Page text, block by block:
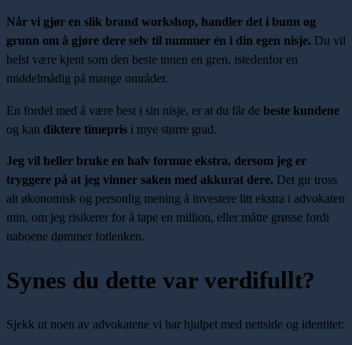
Når vi gjør en slik brand workshop, handler det i bunn og
grunn om å gjøre dere selv til nummer én i din egen nisje. Du vil
helst være kjent som den beste innen en gren, istedenfor en
middelmådig på mange områder.
En fordel med å være best i sin nisje, er at du får de beste kundene
og kan diktere timepris i mye større grad.
Jeg vil heller bruke en halv formue ekstra, dersom jeg er
tryggere på at jeg vinner saken med akkurat dere. Det gir tross
alt økonomisk og personlig mening å investere litt ekstra i advokaten
min, om jeg risikerer for å tape en million, eller måtte grøsse fordi
naboene dømmer fotlenken.
Synes du dette var verdifullt?
Sjekk ut noen av advokatene vi har hjulpet med nettside og identitet: